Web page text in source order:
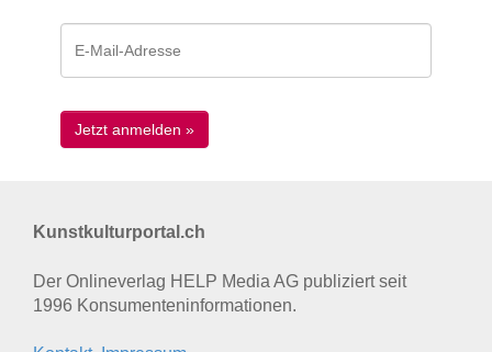
Kunstkulturportal.ch
Der Onlineverlag HELP Media AG publiziert seit
1996 Konsumenten­informationen.